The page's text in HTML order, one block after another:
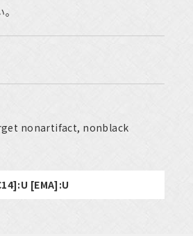
nonartifact, nonblack
[EMA]:U